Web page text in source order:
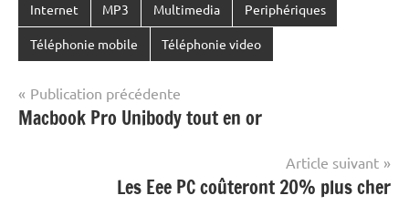
Internet MP3 Multimedia Periphériques
Téléphonie mobile Téléphonie video
Navigation
de
Publication précédente
Macbook Pro Unibody tout en or
Article suivant
Les Eee PC coûteront 20% plus cher